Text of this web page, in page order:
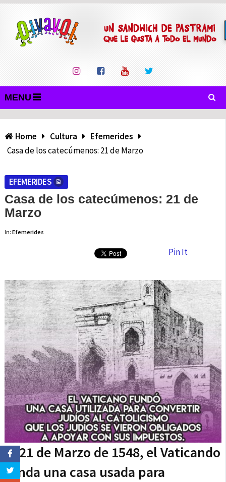
MENU
Home Cultura
Efemerides
Casa de los catecúmenos: 21 de Marzo
EFEMERIDES
Casa de los catecúmenos: 21 de
Marzo
In: Efemerides
Pin It
El 21 de Marzo de 1548, el Vaticando
funda una casa usada para